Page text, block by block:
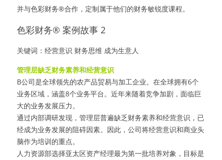
并与色彩财务®合作，定制属于他们的财务敏锐度课程。
色彩财务® 案例故事 2
关键词：经营意识 财务思维 成为生意人
管理层缺乏财务素养和经营意识
B公司是全球领先的农产品贸易与加工企业。在全球拥有6个
业务区域，涵盖8个业务平台。近年来随着竞争加剧，面临巨
大的业务发展压力。
通过内部调研发现，管理层普遍缺乏财务素养和经营意识，已
经成为业务发展的阻碍因素。因此，公司将经营意识和商业头
脑作为培训的重点。
人力资源部选择亚太区资产经理最为第一批培养对象，目标是